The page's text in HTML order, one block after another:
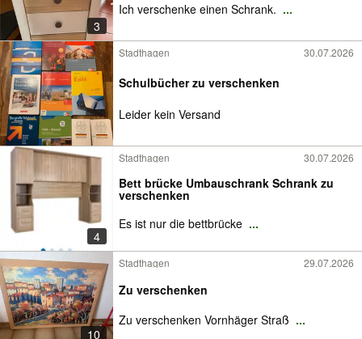
3
Ich verschenke einen Schrank. ...
Stadthagen 30.07.2026
Schulbücher zu verschenken
Leider kein Versand
4
Stadthagen 30.07.2026
Bett brücke Umbauschrank Schrank zu
verschenken
Es ist nur die bettbrücke ...
10
Stadthagen 29.07.2026
Zu verschenken
Zu verschenken Vornhäger Straß ...